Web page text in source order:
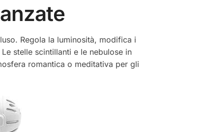
Regola la luminosità, modifica i
stelle scintillanti e le nebulose in
romantica o meditativa per gli